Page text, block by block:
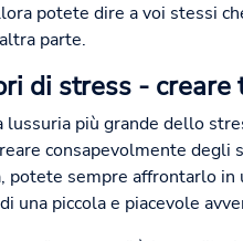
potete dire a voi stessi
parte.
di stress -
più grande dello
consapevolmente
potete sempre affrontarlo
una piccola e piacevole